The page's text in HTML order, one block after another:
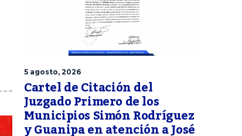
5 agosto, 2026
Cartel de Citación del
Juzgado Primero de los
Municipios Simón Rodríguez
y Guanipa en atención a José